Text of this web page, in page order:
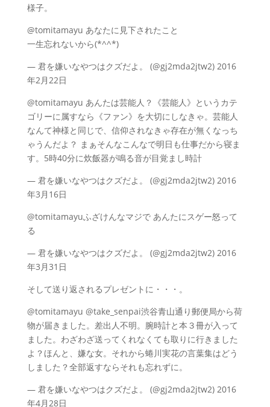
様子。
@tomitamayu あなたに見下されたこと
一生忘れないから(*^^*)
— 君を嫌いなやつはクズだよ。 (@gj2mda2jtw2) 2016
年2月22日
@tomitamayu あんたは芸能人？《芸能人》というカテ
ゴリーに属すなら《ファン》を大切にしなきゃ。芸能人
なんて神様と同じで、信仰されなきゃ存在が無くなっち
ゃうんだよ？ まぁそんなこんなで明日も仕事だから寝ま
す。5時40分に炊飯器が鳴る音が目覚まし時計
— 君を嫌いなやつはクズだよ。 (@gj2mda2jtw2) 2016
年3月16日
@tomitamayuふざけんなマジで あんたにスゲー怒って
る
— 君を嫌いなやつはクズだよ。 (@gj2mda2jtw2) 2016
年3月31日
そして送り返されるプレゼントに・・・。
@tomitamayu @take_senpai渋谷青山通り郵便局から荷
物が届きました。差出人不明。腕時計と本３冊が入って
ました。わざわざ送ってくれなくても取りに行きました
よ？ほんと、嫌な女。それから蜷川実花の言葉集はどう
しました？全部返すならそれも忘れずに。
— 君を嫌いなやつはクズだよ。 (@gj2mda2jtw2) 2016
年4月28日